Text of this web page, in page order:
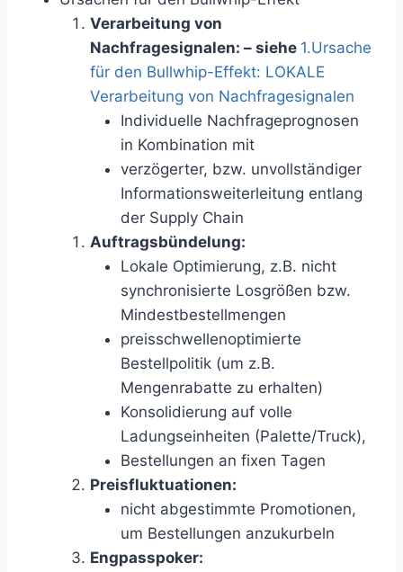
Verarbeitung von
Nachfragesignalen: – siehe 1.Ursache
für den Bullwhip-Effekt: LOKALE
Verarbeitung von Nachfragesignalen
Individuelle Nachfrageprognosen
in Kombination mit
verzögerter, bzw. unvollständiger
Informationsweiterleitung entlang
der Supply Chain
Auftragsbündelung:
Lokale Optimierung, z.B. nicht
synchronisierte Losgrößen bzw.
Mindestbestellmengen
preisschwellenoptimierte
Bestellpolitik (um z.B.
Mengenrabatte zu erhalten)
Konsolidierung auf volle
Ladungseinheiten (Palette/Truck),
Bestellungen an fixen Tagen
Preisfluktuationen:
nicht abgestimmte Promotionen,
um Bestellungen anzukurbeln
Engpasspoker: